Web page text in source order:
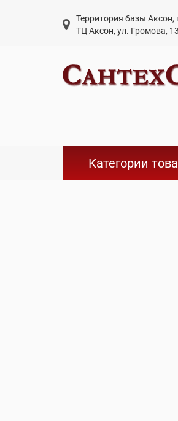
Территория базы Аксон,
ТЦ Аксон, ул. Громова,
Категории